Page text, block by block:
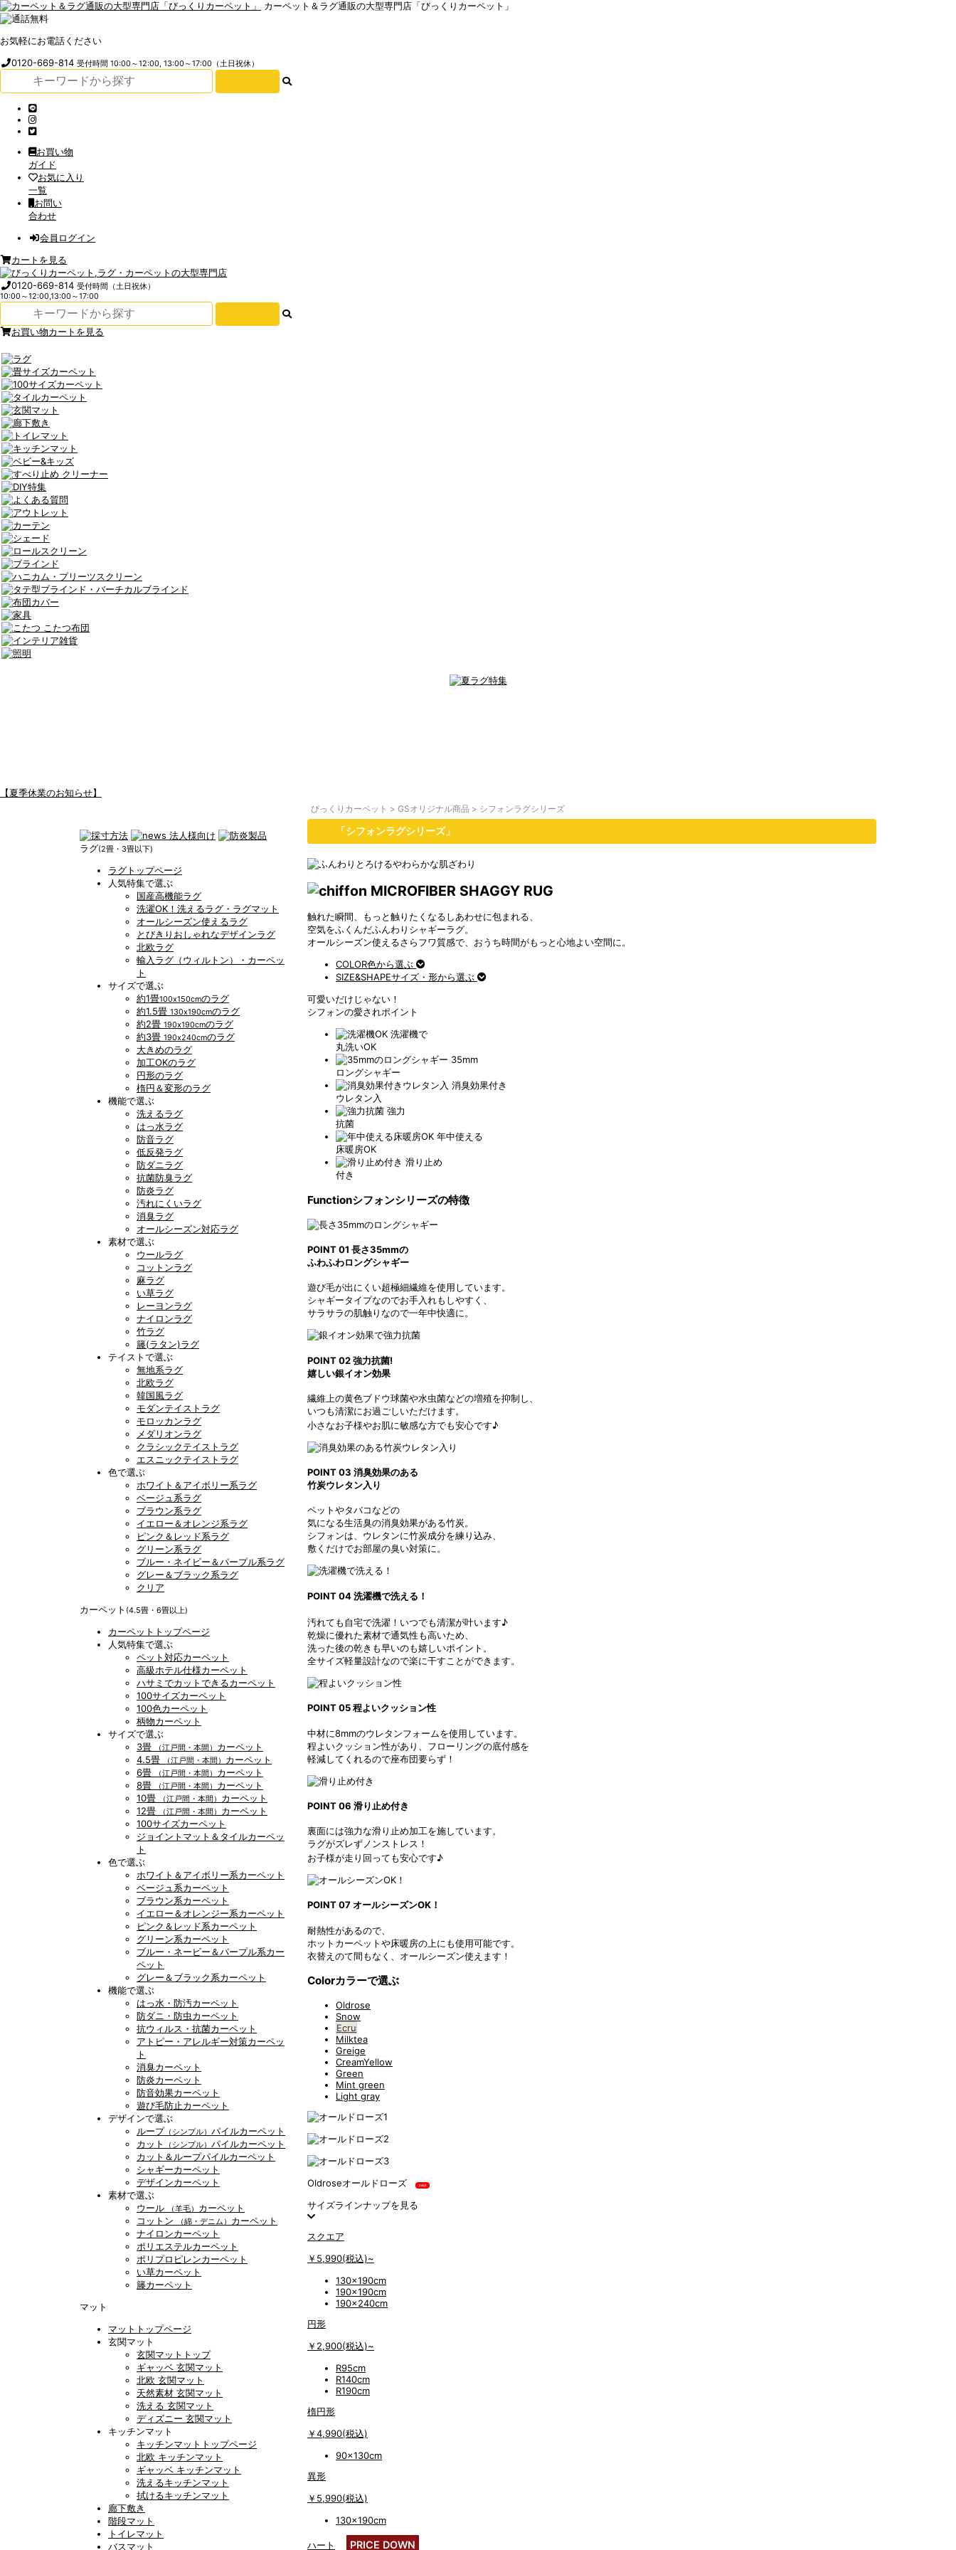
カーペット＆ラグ通販の大型専門店「びっくりカーペット」
お気軽にお電話ください
0120-669-814受付時間 10:00～12:00, 13:00～17:00（土日祝休）
お買い物
ガイド
お気に入り
一覧
お問い
合わせ
会員ログイン
カートを見る
0120-669-814受付時間（土日祝休）
10:00～12:00,13:00～17:00
お買い物カートを見る
【夏季休業のお知らせ】
ラグ(2畳・3畳以下)
ラグトップページ
人気特集で選ぶ
国産高機能ラグ
洗濯OK！洗えるラグ・ラグマット
オールシーズン使えるラグ
とびきりおしゃれなデザインラグ
北欧ラグ
輸入ラグ（ウィルトン）・カーペッ
ト
サイズで選ぶ
約1畳100x150cmのラグ
約1.5畳 130x190cmのラグ
約2畳 190x190cmのラグ
約3畳 190x240cmのラグ
大きめのラグ
加工OKのラグ
円形のラグ
楕円＆変形のラグ
機能で選ぶ
洗えるラグ
はっ水ラグ
防音ラグ
低反発ラグ
防ダニラグ
抗菌防臭ラグ
防炎ラグ
汚れにくいラグ
消臭ラグ
オールシーズン対応ラグ
素材で選ぶ
ウールラグ
コットンラグ
麻ラグ
い草ラグ
レーヨンラグ
ナイロンラグ
竹ラグ
籐(ラタン)ラグ
テイストで選ぶ
無地系ラグ
北欧ラグ
韓国風ラグ
モダンテイストラグ
モロッカンラグ
メダリオンラグ
クラシックテイストラグ
エスニックテイストラグ
色で選ぶ
ホワイト＆アイボリー系ラグ
ベージュ系ラグ
ブラウン系ラグ
イエロー＆オレンジ系ラグ
ピンク＆レッド系ラグ
グリーン系ラグ
ブルー・ネイビー＆パープル系ラグ
グレー＆ブラック系ラグ
クリア
カーペット (4.5畳・6畳以上)
カーペットトップページ
人気特集で選ぶ
ペット対応カーペット
高級ホテル仕様カーペット
ハサミでカットできるカーペット
100サイズカーペット
100色カーペット
柄物カーペット
サイズで選ぶ
3畳
（江戸間・本間） カーペット
4.5畳
（江戸間・本間） カーペット
6畳
（江戸間・本間） カーペット
8畳
（江戸間・本間） カーペット
10畳
（江戸間・本間） カーペット
12畳
（江戸間・本間） カーペット
100サイズカーペット
ジョイントマット＆タイルカーペッ
ト
色で選ぶ
ホワイト＆アイボリー系カーペット
ベージュ系カーペット
ブラウン系カーペット
イエロー＆オレンジー系カーペット
ピンク＆レッド系カーペット
グリーン系カーペット
ブルー・ネービー＆パープル系カー
ペット
グレー＆ブラック系カーペット
機能で選ぶ
はっ水・防汚カーペット
防ダニ・防虫カーペット
抗ウィルス・抗菌カーペット
アトピー・アレルギー対策カーペッ
ト
消臭カーペット
防炎カーペット
防音効果カーペット
遊び毛防止カーペット
デザインで選ぶ
ループ （シンプル） パイルカーペット
カット
（シンプル） パイルカーペット
カット＆ループパイルカーペット
シャギーカーペット
デザインカーペット
素材で選ぶ
ウール
（羊毛） カーペット
コットン
（綿・デニム） カーペット
ナイロンカーペット
ポリエステルカーペット
ポリプロピレンカーペット
い草カーペット
籐カーペット
マット
マットトップページ
玄関マット
玄関マットトップ
ギャッベ 玄関マット
北欧 玄関マット
天然素材 玄関マット
洗える 玄関マット
ディズニー 玄関マット
キッチンマット
キッチンマットトップページ
北欧 キッチンマット
ギャッベ キッチンマット
洗えるキッチンマット
拭けるキッチンマット
廊下敷き
階段マット
トイレマット
バスマット
びっくりカーペット > GSオリジナル商品 > シフォンラグシリーズ
「シフォンラグシリーズ」
MICROFIBER SHAGGY RUG
触れた瞬間、もっと触りたくなるしあわせに包まれる、
空気をふくんだふんわりシャギーラグ。
オールシーズン使えるさらフワ質感で、おうち時間がもっと心地よい空間に。
COLOR色から選ぶ
SIZE&SHAPEサイズ・形から選ぶ
可愛いだけじゃない！
シフォンの愛されポイント
洗濯機で
丸洗いOK
35mm
ロングシャギー
消臭効果付き
ウレタン入
強力
抗菌
年中使える
床暖房OK
滑り止め
付き
Functionシフォンシリーズの特徴
POINT01 長さ35mmの
ふわふわロングシャギー
遊び毛が出にくい超極細繊維を使用しています。
シャギータイプなのでお手入れもしやすく、
サラサラの肌触りなので一年中快適に。
POINT02強力抗菌!
嬉しい銀イオン効果
繊維上の黄色ブドウ球菌や水虫菌などの増殖を抑制し、
いつも清潔にお過ごしいただけます。
小さなお子様やお肌に敏感な方でも安心です♪
POINT03 消臭効果のある
竹炭ウレタン入り
ペットやタバコなどの
気になる生活臭の消臭効果がある竹炭。
シフォンは、ウレタンに竹炭成分を練り込み、
敷くだけでお部屋の臭い対策に。
POINT04洗濯機で洗える！
汚れても自宅で洗濯！いつでも清潔が叶います♪
乾燥に優れた素材で通気性も高いため、
洗った後の乾きも早いのも嬉しいポイント。
全サイズ軽量設計なので楽に干すことができます。
POINT05程よいクッション性
中材に8mmのウレタンフォームを使用しています。
程よいクッション性があり、フローリングの底付感を
軽減してくれるので座布団要らず！
POINT06 滑り止め付き
裏面には強力な滑り止め加工を施しています。
ラグがズレずノンストレス！
お子様が走り回っても安心です♪
POINT07オールシーズンOK！
耐熱性があるので、
ホットカーペットや床暖房の上にも使用可能です。
衣替えのて間もなく、オールシーズン使えます！
Colorカラーで選ぶ
Oldrose
Snow
Ecru
Milktea
Greige
CreamYellow
Green
Mint green
Light gray
Oldroseオールドローズ SALE
サイズラインナップを見る
スクエア
￥5,990(税込)~
130×190cm
190×190cm
190x240cm
円形
￥2,900(税込)~
R95cm
R140cm
R190cm
楕円形
￥4,990(税込)
90x130cm
異形
￥5,990(税込)
130×190cm
ハート PRICE DOWN